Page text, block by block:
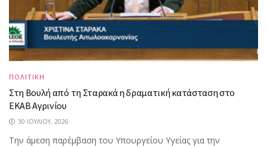
ΠΟΛΙΤΙΚΗ
Στη Βουλή από τη Σταρακά η δραματική κατάσταση στο
ΕΚΑΒ Αγρινίου
30 ΙΟΥΛΊΟΥ, 2026
Την άμεση παρέμβαση του Υπουργείου Υγείας για την